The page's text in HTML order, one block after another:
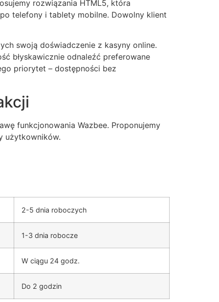
rozwiązania HTML5, która
telefony i tablety mobilne. Dowolny klient
swoją doświadczenie z kasyny online.
błyskawicznie odnaleźć preferowane
priorytet – dostępności bez
funkcjonowania Wazbee. Proponujemy
użytkowników.
2-5 dnia roboczych
1-3 dnia robocze
W ciągu 24 godz.
Do 2 godzin